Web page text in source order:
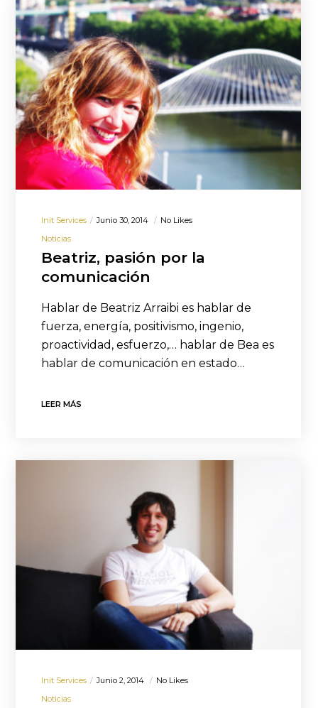
Init Services Junio 30, 2014
No Likes
Noticias
Beatriz, pasión por la
comunicación
Hablar de Beatriz Arraibi es hablar de
fuerza, energía, positivismo, ingenio,
proactividad, esfuerzo,… hablar de Bea es
hablar de comunicación en estado…
LEER MÁS
Init Services Junio 2, 2014
No Likes
Noticias